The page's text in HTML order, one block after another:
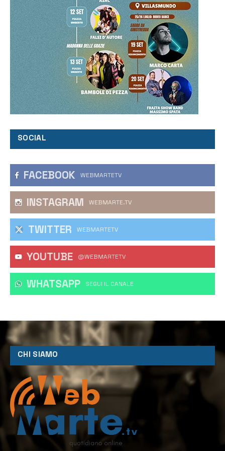
SOCIAL
FACEBOOK WEBMARTETV
INSTAGRAM WEBMARTE.TV
TWITTER WEBMARTETV
YOUTUBE @WEBMARTETV
WHATSAPP ‎SEGUI IL CANALE
CHI SIAMO